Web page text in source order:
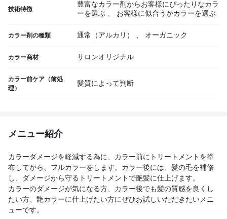
技術特徴
豊富なカラー剤からお客様にぴったりなカラ
ーを選ぶ 、 お客様に似合うかカラーを選ぶ
カラー剤の種類 通常（アルカリ） 、 オーガニック
カラー商材 サロンオリジナル
カラー前ケア（前処
理）
髪質によって判断
メニュー紹介
カラーダメージを軽減する為に、カラー前にトリートメントを塗
布してから、フルカラーをします。カラー後には、髪の毛を補修
し、ダメージから守るトリートメントで艶髪に仕上げます。
カラーのダメージが気になる方、カラー後でも髪の質感を良くし
たい方、艶カラーに仕上げたい方にぜひお試しいただきたいメニ
ューです。